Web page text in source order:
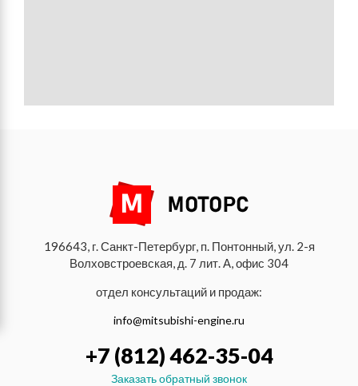
196643, г. Санкт-Петербург, п. Понтонный, ул. 2-я
Волховстроевская, д. 7 лит. А, офис 304
отдел консультаций и продаж:
info@mitsubishi-engine.ru
+7 (812) 462-35-04
Заказать обратный звонок